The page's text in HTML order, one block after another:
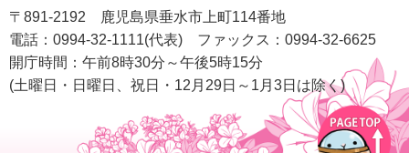
〒891-2192
鹿児島県垂水市上町114番地
電話：0994-32-1111(代表)
ファックス：0994-32-6625
開庁時間：午前8時30分～午後5時15分
(土曜日・日曜日、祝日・12月29日～1月3日は除く)